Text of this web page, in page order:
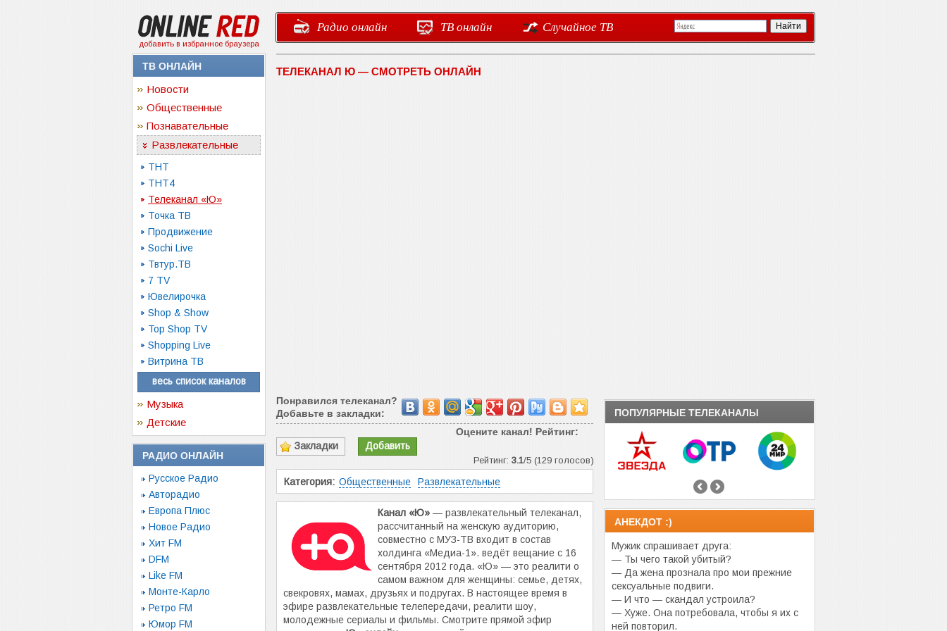
добавить в избранное браузера
Радио онлайн ТВ онлайн Случайное ТВ
ТВ ОНЛАЙН
Новости
Общественные
Познавательные
Развлекательные
ТНТ
ТНТ4
Телеканал «Ю»
Точка ТВ
Продвижение
Sochi Live
Твтур.ТВ
7 TV
Ювелирочка
Shop & Show
Top Shop TV
Shopping Live
Витрина ТВ
весь список каналов
Музыка
Детские
РАДИО ОНЛАЙН
Русское Радио
Авторадио
Европа Плюс
Новое Радио
Хит FM
DFM
Like FM
Монте-Карло
Ретро FM
Юмор FM
ТЕЛЕКАНАЛ Ю — СМОТРЕТЬ ОНЛАЙН
Понравился телеканал?
Добавьте в закладки:
Оцените канал! Рейтинг:
Рейтинг: 3.1/5 (129 голосов)
Закладки Добавить
Категория: Общественные Развлекательные
Канал «Ю» — развлекательный телеканал,
рассчитанный на женскую аудиторию,
совместно с МУЗ-ТВ входит в состав
холдинга «Медиа-1». ведёт вещание с 16
сентября 2012 года. «Ю» — это реалити о
самом важном для женщины: семье, детях,
свекровях, мамах, друзьях и подругах. В настоящее время в
эфире развлекательные телепередачи, реалити шоу,
молодежные сериалы и фильмы. Смотрите прямой эфир
ПОПУЛЯРНЫЕ ТЕЛЕКАНАЛЫ
АНЕКДОТ :)
Мужик спрашивает друга:
— Ты чего такой убитый?
— Да жена прознала про мои прежние
сексуальные подвиги.
— И что — скандал устроила?
— Хуже. Она потребовала, чтобы я их с
ней повторил.